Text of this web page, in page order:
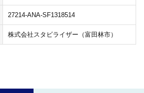
27214-ANA-SF1318514
株式会社スタビライザー（富田林市）